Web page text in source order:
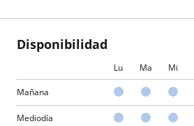
Disponibilidad
Lu Ma Mi
Mañana
Mediodía